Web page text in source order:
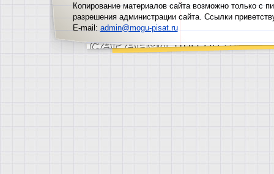
Копирование материалов сайта возможно только с
разрешения администрации сайта. Ссылки
E-mail:admin@mogu-pisat.ru